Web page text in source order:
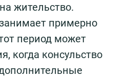
жительство.
примерно
период может
когда консульство